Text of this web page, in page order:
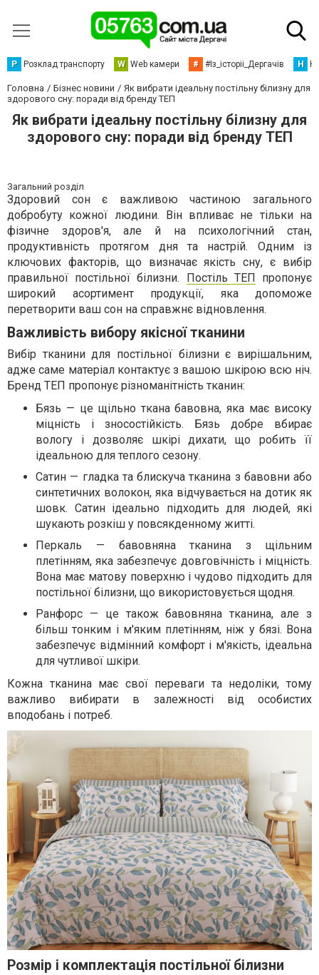
Р Розклад транспорту W Web камери # #Із_історіі_Дергачів Н
Головна Бізнес новини
Як вибрати ідеальну постільну білизну для
здорового сну: поради від бренду ТЕП
Як вибрати ідеальну постільну білизну для
здорового сну: поради від бренду ТЕП
Загальний розділ
Здоровий сон є важливою частиною загального
добробуту кожної людини. Він впливає не тільки на
фізичне здоров'я, але й на психологічний стан,
продуктивність протягом дня та настрій. Одним із
ключових факторів, що визначає якість сну, є вибір
правильної постільної білизни. Постіль ТЕП пропонує
широкий асортимент продукції, яка допоможе
перетворити ваш сон на справжнє відновлення.
Важливість вибору якісної тканини
Вибір тканини для постільної білизни є вирішальним,
адже саме матеріал контактує з вашою шкірою всю ніч.
Бренд ТЕП пропонує різноманітність тканин:
Бязь — це щільно ткана бавовна, яка має високу
міцність і зносостійкість. Бязь добре вбирає
вологу і дозволяє шкірі дихати, що робить її
ідеальною для теплого сезону.
Сатин — гладка та блискуча тканина з бавовни або
синтетичних волокон, яка відчувається на дотик як
шовк. Сатин ідеально підходить для людей, які
шукають розкіш у повсякденному житті.
Перкаль — бавовняна тканина з щільним
плетінням, яка забезпечує довговічність і міцність.
Вона має матову поверхню і чудово підходить для
постільної білизни, що використовується щодня.
Ранфорс — це також бавовняна тканина, але з
більш тонким і м'яким плетінням, ніж у бязі. Вона
забезпечує відмінний комфорт і м'якість, ідеальна
для чутливої шкіри.
Кожна тканина має свої переваги та недоліки, тому
важливо вибирати в залежності від особистих
вподобань і потреб.
Розмір і комплектація постільної білизни